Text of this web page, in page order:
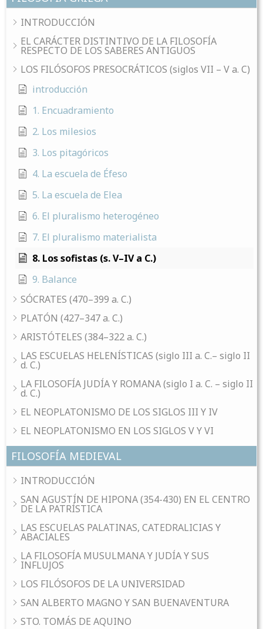
INTRODUCCIÓN
EL CARÁCTER DISTINTIVO DE LA FILOSOFÍA
RESPECTO DE LOS SABERES ANTIGUOS
LOS FILÓSOFOS PRESOCRÁTICOS (siglos VII – V a. C)
introducción
1. Encuadramiento
2. Los milesios
3. Los pitagóricos
4. La escuela de Éfeso
5. La escuela de Elea
6. El pluralismo heterogéneo
7. El pluralismo materialista
8. Los sofistas (s. V–IV a C.)
9. Balance
SÓCRATES (470–399 a. C.)
PLATÓN (427–347 a. C.)
ARISTÓTELES (384–322 a. C.)
LAS ESCUELAS HELENÍSTICAS (siglo III a. C.– siglo II
d. C.)
LA FILOSOFÍA JUDÍA Y ROMANA (siglo I a. C. – siglo II
d. C.)
EL NEOPLATONISMO DE LOS SIGLOS III Y IV
EL NEOPLATONISMO EN LOS SIGLOS V Y VI
FILOSOFÍA MEDIEVAL
INTRODUCCIÓN
SAN AGUSTÍN DE HIPONA (354-430) EN EL CENTRO
DE LA PATRÍSTICA
LAS ESCUELAS PALATINAS, CATEDRALICIAS Y
ABACIALES
LA FILOSOFÍA MUSULMANA Y JUDÍA Y SUS
INFLUJOS
LOS FILÓSOFOS DE LA UNIVERSIDAD
SAN ALBERTO MAGNO Y SAN BUENAVENTURA
STO. TOMÁS DE AQUINO